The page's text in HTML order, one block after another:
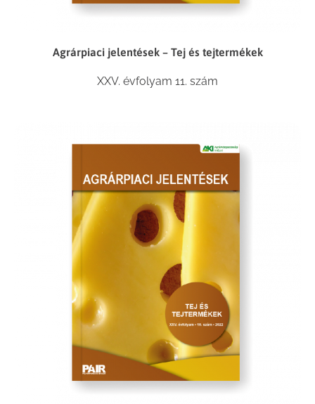
Agrárpiaci jelentések – Tej és tejtermékek
XXV. évfolyam 11. szám